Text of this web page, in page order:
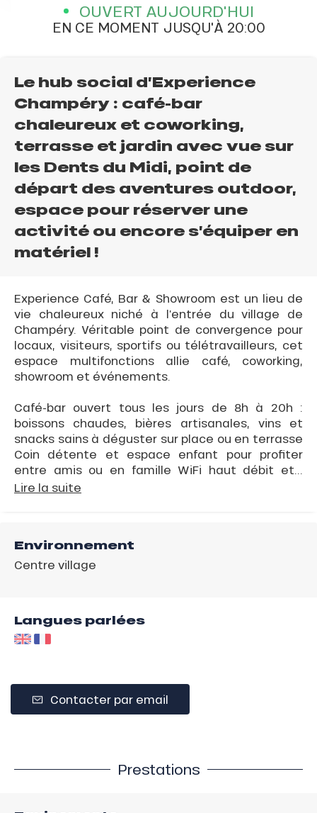
OUVERT AUJOURD'HUI
EN CE MOMENT JUSQU'À 20:00
Le hub social d’Experience
Champéry : café-bar
chaleureux et coworking,
terrasse et jardin avec vue sur
les Dents du Midi, point de
départ des aventures outdoor,
espace pour réserver une
activité ou encore s’équiper en
matériel !
Experience Café, Bar & Showroom est un lieu de
vie chaleureux niché à l’entrée du village de
Champéry. Véritable point de convergence pour
locaux, visiteurs, sportifs ou télétravailleurs, cet
espace multifonctions allie café, coworking,
showroom et événements.
Café-bar ouvert tous les jours de 8h à 20h :
boissons chaudes, bières artisanales, vins et
snacks sains à déguster sur place ou en terrasse
Coin détente et espace enfant pour profiter
entre amis ou en famille WiFi haut débit et...
Lire la suite
Environnement
Centre village
Langues parlées
Contacter par email
Prestations